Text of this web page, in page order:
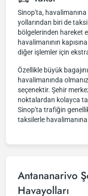
Sinop'ta, havalimanına
yollarından biri de
bölgelerinden hareket
havalimanının
diğer işlemler için
Özellikle büyük
havalimanında
seçenektir. Şehir
noktalardan kolayca
Sinop'ta trafiğin
taksilerle havalimanına
Antananarivo
Havayolları